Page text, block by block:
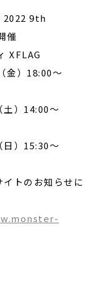
9th
催
）18:00～
～
～
トのお知らせに